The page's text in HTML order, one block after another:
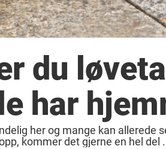
du
har
her og mange kan allerede
kommer det gjerne en hel del